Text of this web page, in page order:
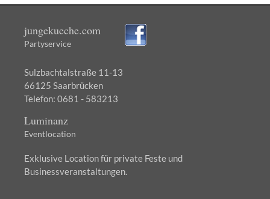
jungekueche.com
Partyservice
Sulzbachtalstraße 11-13
66125 Saarbrücken
Telefon: 0681 - 583213
Luminanz
Eventlocation
Exklusive Location für private Feste und
Businessveranstaltungen.